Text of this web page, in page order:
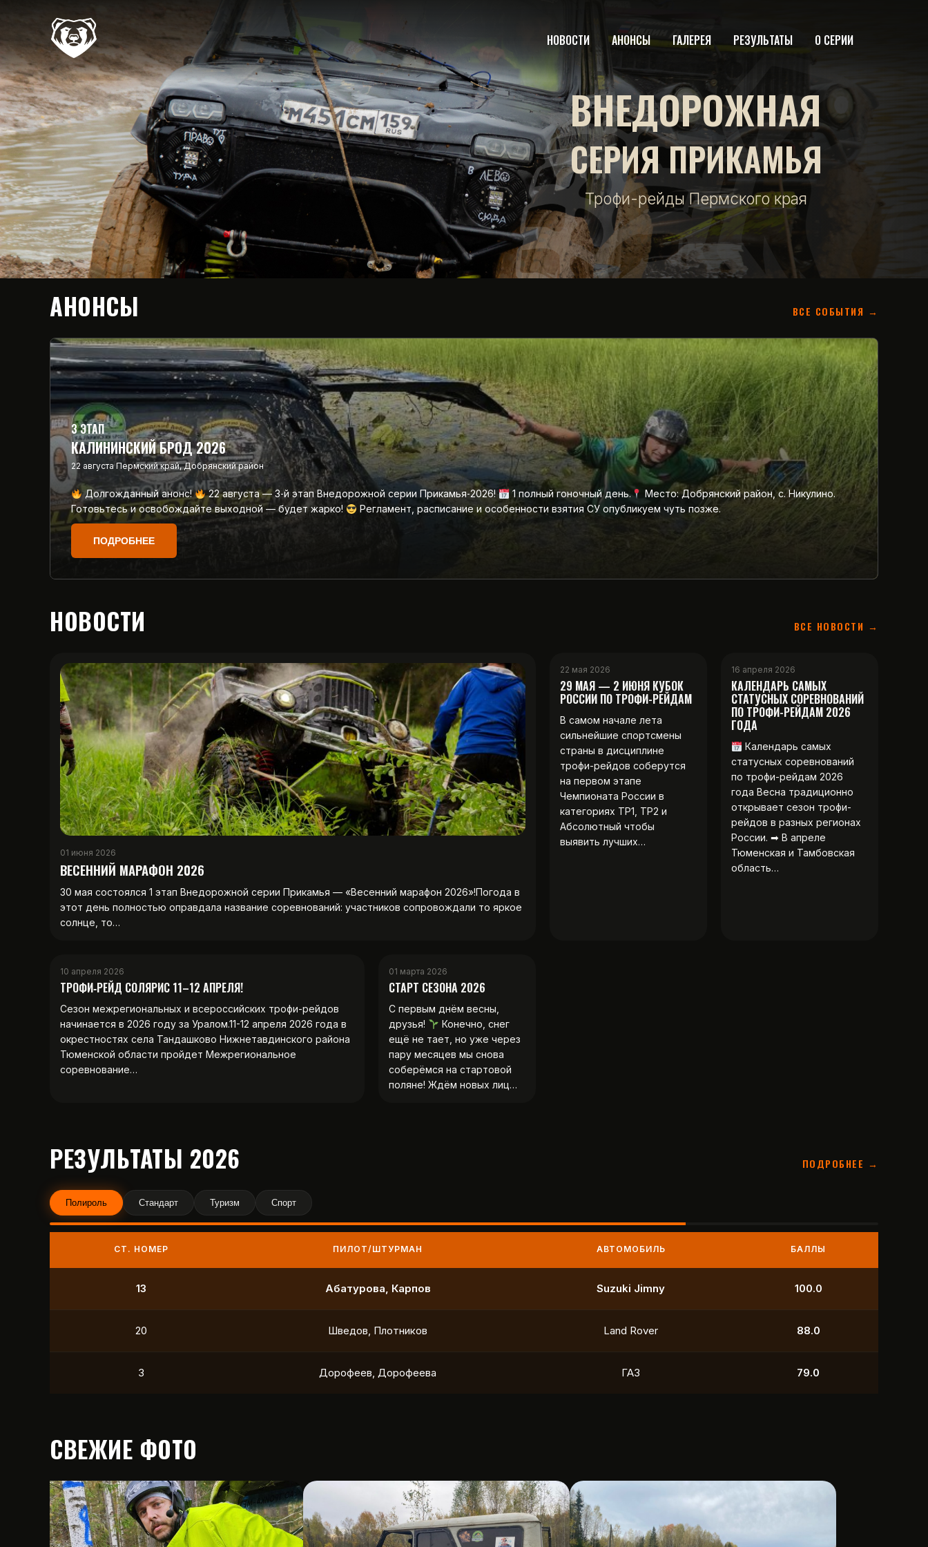
НОВОСТИ АНОНСЫ ГАЛЕРЕЯ РЕЗУЛЬТАТЫ О СЕРИИ
ВНЕДОРОЖНАЯ
СЕРИЯ ПРИКАМЬЯ
Трофи-рейды Пермского края
АНОНСЫ ВСЕ СОБЫТИЯ →
3 ЭТАП
КАЛИНИНСКИЙ БРОД 2026
22 августа Пермский край, Добрянский район
Долгожданный анонс! 22 августа — 3‑й этап Внедорожной серии Прикамья‑2026! 1 полный гоночный день.
Место: Добрянский район, с. Никулино.
Готовьтесь и освобождайте выходной — будет жарко!
Регламент, расписание и особенности взятия СУ опубликуем чуть позже.
ПОДРОБНЕЕ
НОВОСТИ ВСЕ НОВОСТИ →
01 июня 2026
ВЕСЕННИЙ МАРАФОН 2026
30 мая состоялся 1 этап Внедорожной серии Прикамья — «Весенний марафон 2026»!Погода в
этот день полностью оправдала название соревнований: участников сопровождали то яркое
солнце, то…
22 мая 2026
29 МАЯ — 2 ИЮНЯ КУБОК
РОССИИ ПО ТРОФИ-РЕЙДАМ
В самом начале лета
сильнейшие спортсмены
страны в дисциплине
трофи-рейдов соберутся
на первом этапе
Чемпионата России в
категориях ТР1, ТР2 и
Абсолютный чтобы
выявить лучших…
16 апреля 2026
КАЛЕНДАРЬ САМЫХ
СТАТУСНЫХ СОРЕВНОВАНИЙ
ПО ТРОФИ-РЕЙДАМ 2026
ГОДА
Календарь самых
статусных соревнований
по трофи-рейдам 2026
года Весна традиционно
открывает сезон трофи-
рейдов в разных регионах
России. ➡ В апреле
Тюменская и Тамбовская
область…
10 апреля 2026
ТРОФИ‑РЕЙД СОЛЯРИС 11–12 АПРЕЛЯ!
Сезон межрегиональных и всероссийских трофи-рейдов
начинается в 2026 году за Уралом.11-12 апреля 2026 года в
окрестностях села Тандашково Нижнетавдинского района
Тюменской области пройдет Межрегиональное
соревнование…
01 марта 2026
СТАРТ СЕЗОНА 2026
С первым днём весны,
друзья!
Конечно, снег
ещё не тает, но уже через
пару месяцев мы снова
соберёмся на стартовой
поляне! Ждём новых лиц…
РЕЗУЛЬТАТЫ 2026 ПОДРОБНЕЕ →
Полироль Стандарт Туризм Спорт
СТ. НОМЕР ПИЛОТ/ШТУРМАН АВТОМОБИЛЬ БАЛЛЫ
9 Маслов, Ходько УАЗ 250.0
21 Чистяков, Петухов УАЗ 211.0
12 Охотников, Фердман Toyota 118.5
СВЕЖИЕ ФОТО